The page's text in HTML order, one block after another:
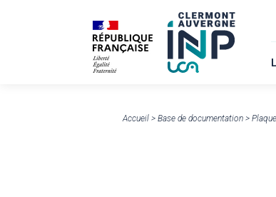
Accueil > Base de documentation >